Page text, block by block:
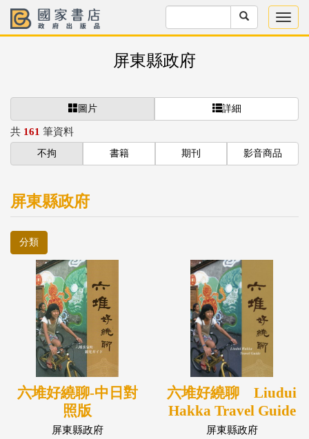
屏東縣政府
圖片 詳細
共 161 筆資料
不拘 書籍 期刊 影音商品
屏東縣政府
分類
六堆好繞聊-中日對
照版
屏東縣政府
六堆好繞聊 Liudui
Hakka Travel Guide
(中英對照)
屏東縣政府